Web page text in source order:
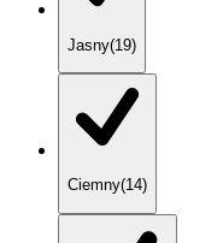
Jasny(19)
Ciemny(14)